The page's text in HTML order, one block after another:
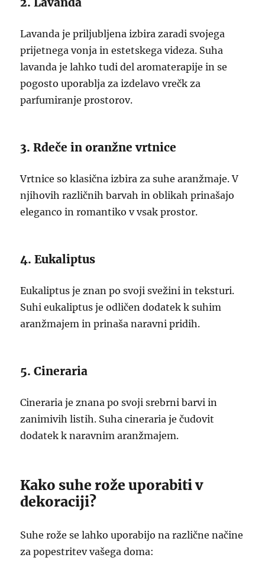
Lavanda je priljubljena izbira zaradi svojega
prijetnega vonja in estetskega videza. Suha
lavanda je lahko tudi del aromaterapije in se
pogosto uporablja za izdelavo vrečk za
parfumiranje prostorov.
3. Rdeče in oranžne vrtnice
Vrtnice so klasična izbira za suhe aranžmaje. V
njihovih različnih barvah in oblikah prinašajo
eleganco in romantiko v vsak prostor.
4. Eukaliptus
Eukaliptus je znan po svoji svežini in teksturi.
Suhi eukaliptus je odličen dodatek k suhim
aranžmajem in prinaša naravni pridih.
5. Cineraria
Cineraria je znana po svoji srebrni barvi in
zanimivih listih. Suha cineraria je čudovit
dodatek k naravnim aranžmajem.
Kako suhe rože uporabiti v
dekoraciji?
Suhe rože se lahko uporabijo na različne načine
za popestritev vašega doma: